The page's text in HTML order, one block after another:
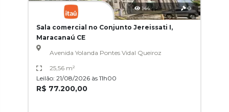
144 0
Sala comercial no Conjunto Jereissati I,
Maracanaú CE
Avenida Yolanda Pontes Vidal Queiroz
25,56 m²
Leilão: 21/08/2026 às 11h00
R$ 77.200,00